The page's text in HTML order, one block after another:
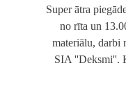
Super ātra
no rīta un
materiālu, darbi
SIA ''Deksmi''.